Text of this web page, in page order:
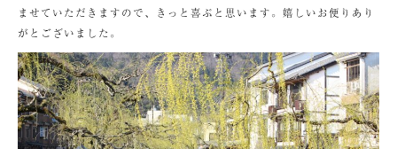
ませていただきますので、きっと喜ぶと思います。嬉しいお便りあり
がとございました。